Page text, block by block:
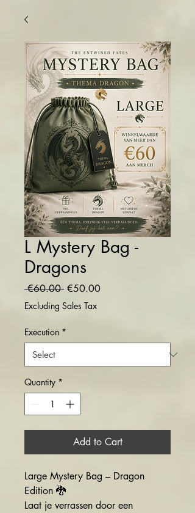
L Mystery Bag -
Dragons
€60.00 Regular
Price
€50.00Sale
Excluding Sales Tax
Execution *
Quantity *
Add to Cart
Large Mystery Bag – Dragon
Edition 🐉
Laat je verrassen door een